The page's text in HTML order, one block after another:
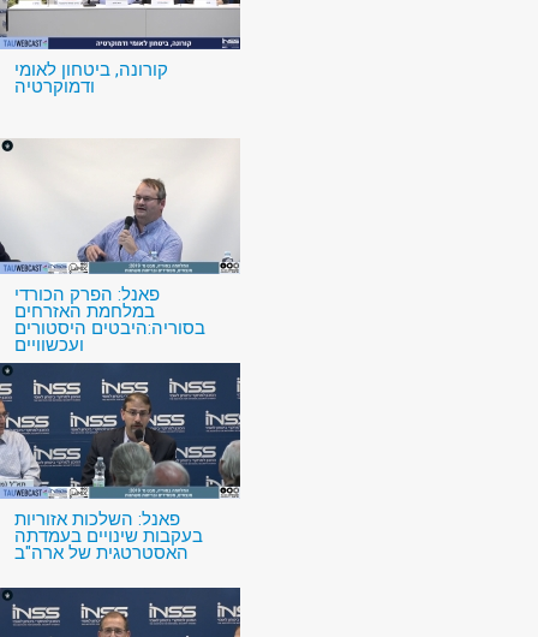
קורונה, ביטחון לאומי
ודמוקרטיה
פאנל: הפרק הכורדי
במלחמת האזרחים
בסוריה:היבטים היסטורים
ועכשוויים
פאנל: השלכות אזוריות
בעקבות שינויים בעמדתה
האסטרטגית של ארה"ב